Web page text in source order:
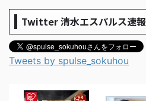
Twitter 清水エスパルス速報
Tweets by spulse_sokuhou